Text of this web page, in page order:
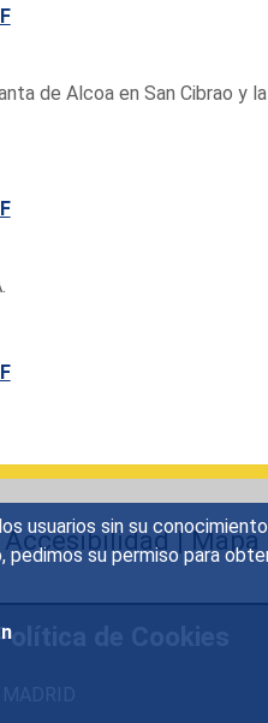
usuarios sin su
su permiso para
de Alcoa en San Cibrao y
Accesibilidad|Mapa
de Cookies